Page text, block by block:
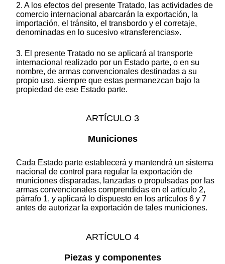
2. A los efectos del presente Tratado, las actividades de
comercio internacional abarcarán la exportación, la
importación, el tránsito, el transbordo y el corretaje,
denominadas en lo sucesivo «transferencias».
3. El presente Tratado no se aplicará al transporte
internacional realizado por un Estado parte, o en su
nombre, de armas convencionales destinadas a su
propio uso, siempre que estas permanezcan bajo la
propiedad de ese Estado parte.
ARTÍCULO 3
Municiones
Cada Estado parte establecerá y mantendrá un sistema
nacional de control para regular la exportación de
municiones disparadas, lanzadas o propulsadas por las
armas convencionales comprendidas en el artículo 2,
párrafo 1, y aplicará lo dispuesto en los artículos 6 y 7
antes de autorizar la exportación de tales municiones.
ARTÍCULO 4
Piezas y componentes